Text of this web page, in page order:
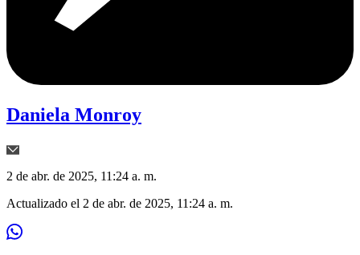
Daniela Monroy
2 de abr. de 2025, 11:24 a. m.
Actualizado el 2 de abr. de 2025, 11:24 a. m.